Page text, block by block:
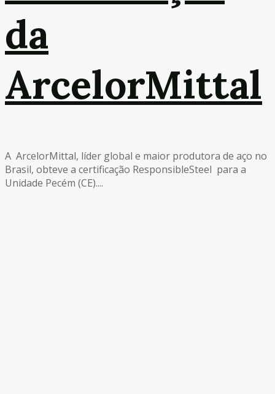
da
ArcelorMittal
A ArcelorMittal, líder global e maior produtora de aço no
Brasil, obteve a certificação ResponsibleSteel para a
Unidade Pecém (CE)....